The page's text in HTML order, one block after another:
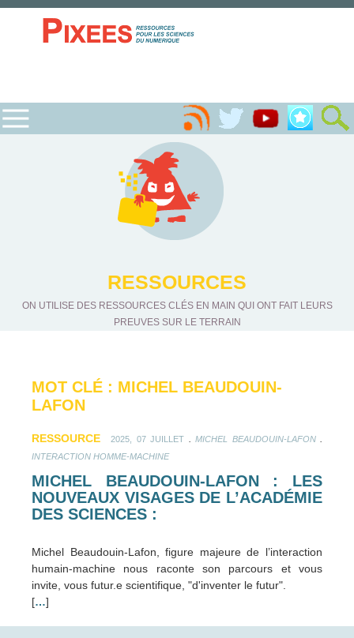
RESSOURCES
ON UTILISE DES RESSOURCES CLÉS EN MAIN QUI ONT FAIT LEURS
PREUVES SUR LE TERRAIN
MOT CLÉ : MICHEL BEAUDOUIN-
LAFON
RESSOURCE 2025, 07 JUILLET MICHEL BEAUDOUIN-LAFON.
INTERACTION HOMME-MACHINE
MICHEL BEAUDOUIN-LAFON : LES
NOUVEAUX VISAGES DE L’ACADÉMIE
DES SCIENCES :
Michel Beaudouin-Lafon, figure majeure de l’interaction
humain-machine nous raconte son parcours et vous
invite, vous futur.e scientifique, "d'inventer le futur".
[…]